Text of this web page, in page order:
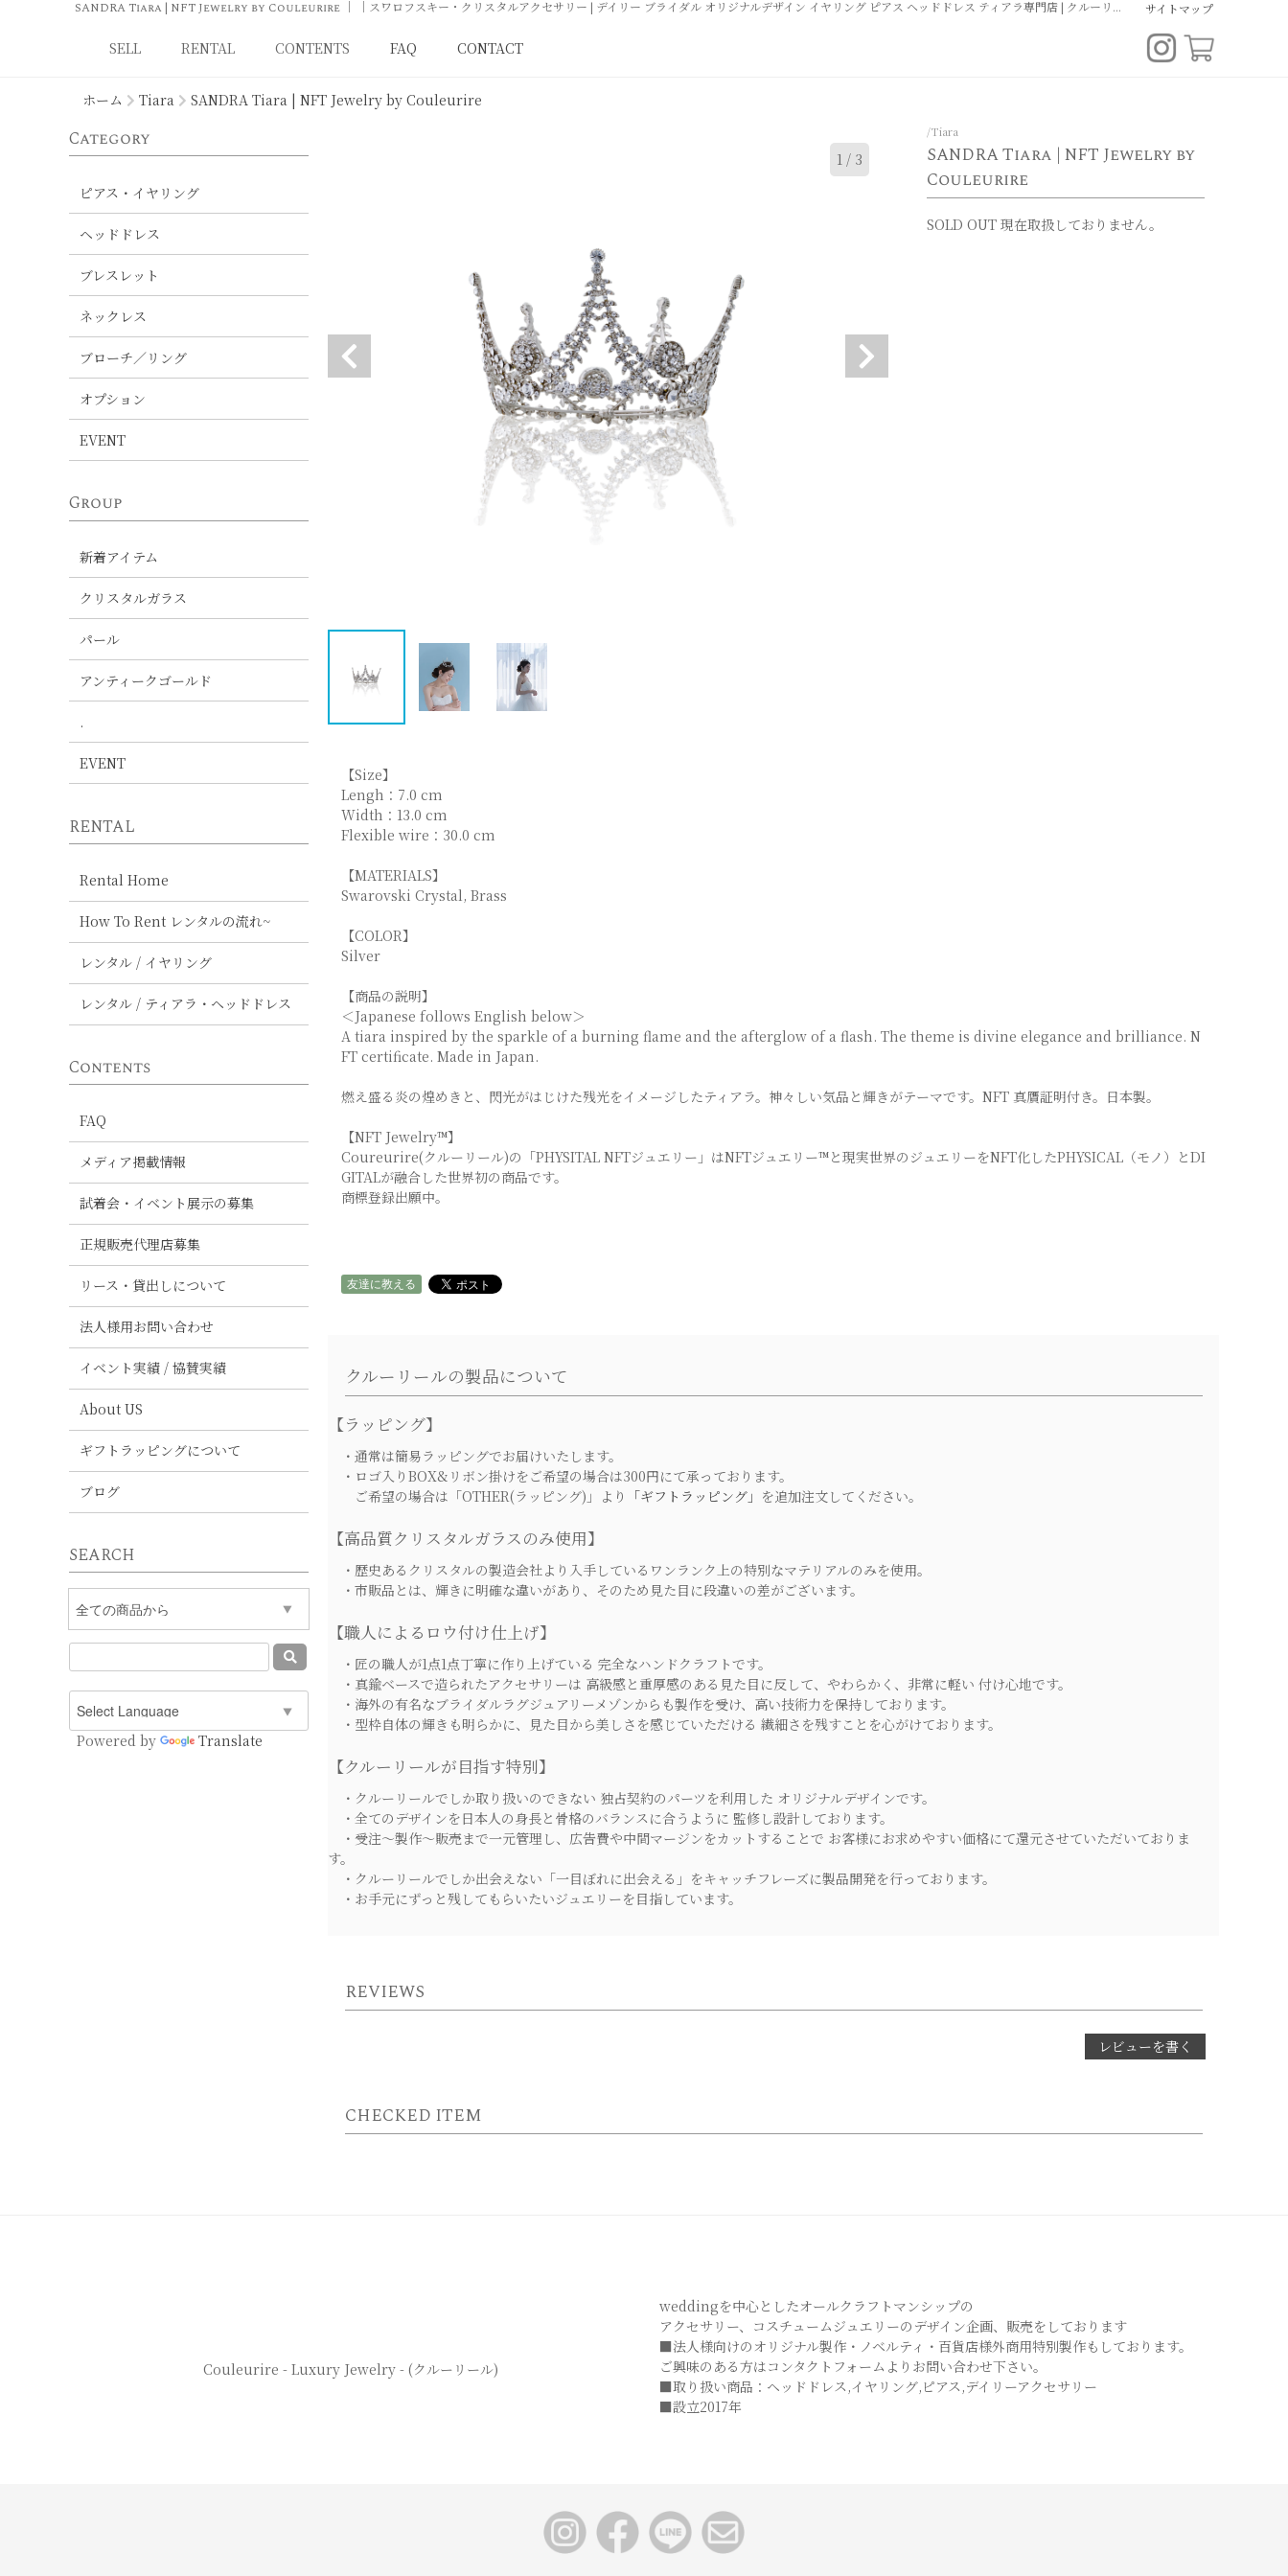
SANDRA Tiara | NFT Jewelry by Couleurire ｜ ｜スワロフスキー・クリスタルアクセサリー | デイリー ブライダル オリジナルデザイン イヤリング ピアス ヘッドドレス ティアラ専門店 | クルーリール サイトマップ
ホーム Tiara SANDRA Tiara | NFT Jewelry by Couleurire
1 / 3
/Tiara
SANDRA Tiara | NFT Jewelry by
Couleurire
SOLD OUT 現在取扱しておりません。
【Size】
Lengh：7.0 cm
Width：13.0 cm
Flexible wire：30.0 cm
【MATERIALS】
Swarovski Crystal, Brass
【COLOR】
Silver
【商品の説明】
＜Japanese follows English below＞
A tiara inspired by the sparkle of a burning flame and the afterglow of a flash. The theme is divine elegance and brilliance. N
FT certificate. Made in Japan.
燃え盛る炎の煌めきと、閃光がはじけた残光をイメージしたティアラ。神々しい気品と輝きがテーマです。NFT 真贋証明付き。日本製。
【NFT Jewelry™】
Coureurire(クルーリール)の「PHYSITAL NFTジュエリー」はNFTジュエリー™と現実世界のジュエリーをNFT化したPHYSICAL（モノ）とDI
GITALが融合した世界初の商品です。
商標登録出願中。
友達に教える
クルーリールの製品について
【ラッピング】
・通常は簡易ラッピングでお届けいたします。
・ロゴ入りBOX&リボン掛けをご希望の場合は300円にて承っております。
ご希望の場合は「OTHER(ラッピング)」より
「ギフトラッピング」 を追加注文してください。
【高品質クリスタルガラスのみ使用】
・歴史あるクリスタルの製造会社より入手しているワンランク上の特別なマテリアルのみを使用。
・市販品とは、輝きに明確な違いがあり、そのため見た目に段違いの差がございます。
【職人によるロウ付け仕上げ】
・匠の職人が1点1点丁寧に作り上げている 完全なハンドクラフトです。
・真鍮ベースで造られたアクセサリーは 高級感と重厚感のある見た目に反して、やわらかく、非常に軽い 付け心地です。
・海外の有名なブライダルラグジュアリーメゾンからも製作を受け、高い技術力を保持しております。
・型枠自体の輝きも明らかに、見た目から美しさを感じていただける 繊細さを残すことを心がけております。
【クルーリールが目指す特別】
・クルーリールでしか取り扱いのできない 独占契約のパーツを利用した オリジナルデザインです。
・全てのデザインを日本人の身長と骨格のバランスに合うように 監修し設計しております。
・受注～製作～販売まで一元管理し、広告費や中間マージンをカットすることで お客様にお求めやすい価格にて還元させていただいておりま
す。
・クルーリールでしか出会えない「一目ぼれに出会える」をキャッチフレーズに製品開発を行っております。
・お手元にずっと残してもらいたいジュエリーを目指しています。
REVIEWS
レビューを書く
CHECKED ITEM
Category
ピアス・イヤリング
ヘッドドレス
ブレスレット
ネックレス
ブローチ／リング
オプション
EVENT
Group
新着アイテム
クリスタルガラス
パール
アンティークゴールド
.
EVENT
RENTAL
Rental Home
レンタル / イヤリング
How To Rent レンタルの流れ~
レンタル / ティアラ・ヘッドドレス
Contents
試着会・イベント展示の募集
リース・貸出しについて
正規販売代理店募集
メディア掲載情報
FAQ
法人様用お問い合わせ
イベント実績 / 協賛実績
About US
ギフトラッピングについて
ブログ
SEARCH
Powered by Translate
Couleurire - Luxury Jewelry - (クルーリール)
weddingを中心としたオールクラフトマンシップの
アクセサリー、コスチュームジュエリーのデザイン企画、販売をしております
■法人様向けのオリジナル製作・ノベルティ・百貨店様外商用特別製作もしております。
ご興味のある方はコンタクトフォームよりお問い合わせ下さい。
■取り扱い商品：ヘッドドレス,イヤリング,ピアス,デイリーアクセサリー
■設立2017年
SELL RENTAL CONTENTS FAQ CONTACT
RENTAL
CONTENTS